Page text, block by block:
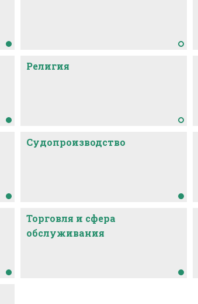
Религия
Судопроизводство
Торговля и сфера
обслуживания